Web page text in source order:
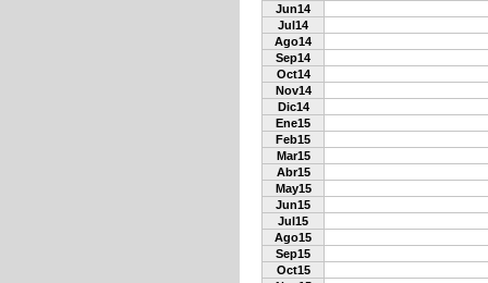
Jun14
Jul14
Ago14
Sep14
Oct14
Nov14
Dic14
Ene15
Feb15
Mar15
Abr15
May15
Jun15
Jul15
Ago15
Sep15
Oct15